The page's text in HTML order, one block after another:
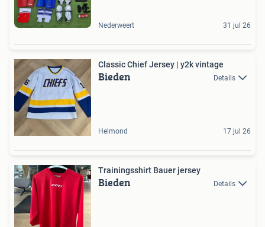
Nederweert 31 jul 26
Classic Chief Jersey | y2k vintage
Bieden Details
Helmond 17 jul 26
Trainingsshirt Bauer jersey
Bieden Details